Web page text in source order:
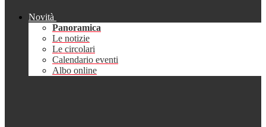
Novità
Panoramica
Le notizie
Le circolari
Calendario eventi
Albo online